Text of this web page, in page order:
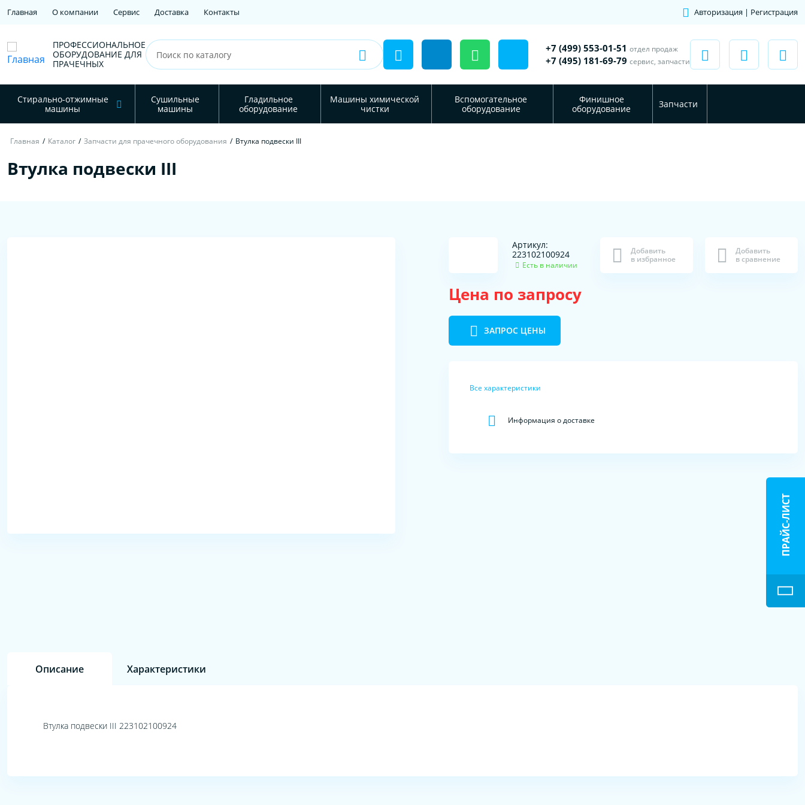
Главная О компании Сервис Доставка Контакты Авторизация | Регистрация
ПРОФЕССИОНАЛЬНОЕ
ОБОРУДОВАНИЕ ДЛЯ
ПРАЧЕЧНЫХ
+7 (499) 553-01-51 отдел продаж
+7 (495) 181-69-79 сервис, запчасти
Стирально-отжимные
машины
Сушильные
машины
Гладильное
оборудование
Машины химической
чистки
Вспомогательное
оборудование
Финишное
оборудование
Запчасти
Главная / Каталог / Запчасти для прачечного оборудования / Втулка подвески III
Втулка подвески III
Артикул:
223102100924
Есть в наличии
Добавить
в избранное
Добавить
в сравнение
Цена по запросу
ЗАПРОС ЦЕНЫ
Все характеристики
Информация о доставке
Описание Характеристики
Втулка подвески III 223102100924
ПРАЙС-ЛИСТ